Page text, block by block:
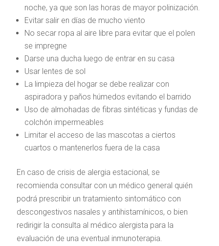
noche, ya que son las horas de mayor polinización.
Evitar salir en días de mucho viento
No secar ropa al aire libre para evitar que el polen
se impregne
Darse una ducha luego de entrar en su casa
Usar lentes de sol
La limpieza del hogar se debe realizar con
aspiradora y paños húmedos evitando el barrido
Uso de almohadas de fibras sintéticas y fundas de
colchón impermeables
Limitar el acceso de las mascotas a ciertos
cuartos o mantenerlos fuera de la casa
En caso de crisis de alergia estacional, se
recomienda consultar con un médico general quién
podrá prescribir un tratamiento sintomático con
descongestivos nasales y antihistamínicos, o bien
redirigir la consulta al médico alergista para la
evaluación de una eventual inmunoterapia.